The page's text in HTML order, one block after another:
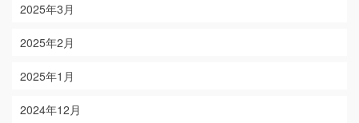
2025年3月
2025年2月
2025年1月
2024年12月